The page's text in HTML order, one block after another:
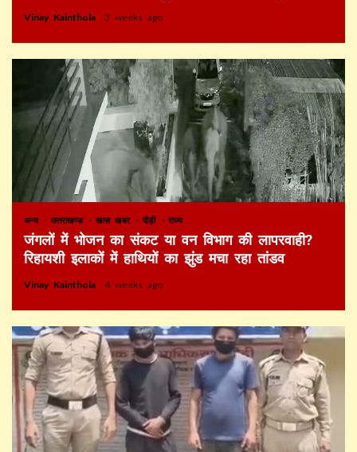
Vinay Kainthola 3 weeks ago
अन्य उत्तराखण्ड खास खबर पौड़ी राज्य
जंगलों में भोजन का संकट या वन विभाग की लापरवाही?
रिहायशी इलाकों में हाथियों का झुंड मचा रहा तांडव
Vinay Kainthola 4 weeks ago